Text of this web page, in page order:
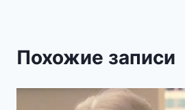
Похожие записи